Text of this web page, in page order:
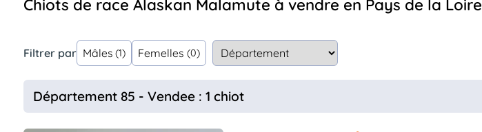
Assurances
Connexion
Chiots de race Alaskan Malamute à vendre en Pays de la Loire
Filtrer par Mâles (1) Femelles (0)
Département 85 - Vendee : 1 chiot